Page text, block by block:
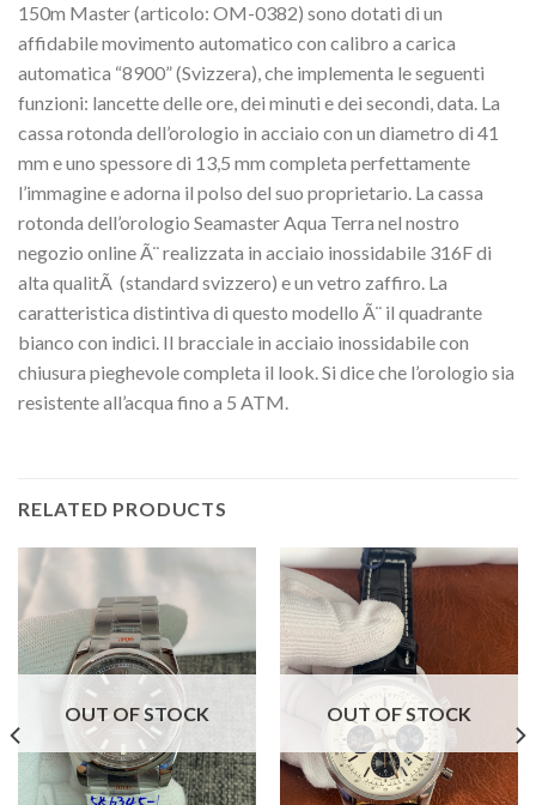
150m Master (articolo: OM-0382) sono dotati di un
affidabile movimento automatico con calibro a carica
automatica “8900” (Svizzera), che implementa le seguenti
funzioni: lancette delle ore, dei minuti e dei secondi, data. La
cassa rotonda dell’orologio in acciaio con un diametro di 41
mm e uno spessore di 13,5 mm completa perfettamente
l’immagine e adorna il polso del suo proprietario. La cassa
rotonda dell’orologio Seamaster Aqua Terra nel nostro
negozio online Ã¨ realizzata in acciaio inossidabile 316F di
alta qualitÃ (standard svizzero) e un vetro zaffiro. La
caratteristica distintiva di questo modello Ã¨ il quadrante
bianco con indici. Il bracciale in acciaio inossidabile con
chiusura pieghevole completa il look. Si dice che l’orologio sia
resistente all’acqua fino a 5 ATM.
RELATED PRODUCTS
OUT OF STOCK OUT OF STOCK